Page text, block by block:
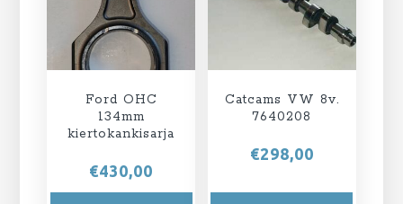
Ford OHC
134mm
kiertokankisarja
€430,00
Catcams VW 8v.
7640208
€298,00